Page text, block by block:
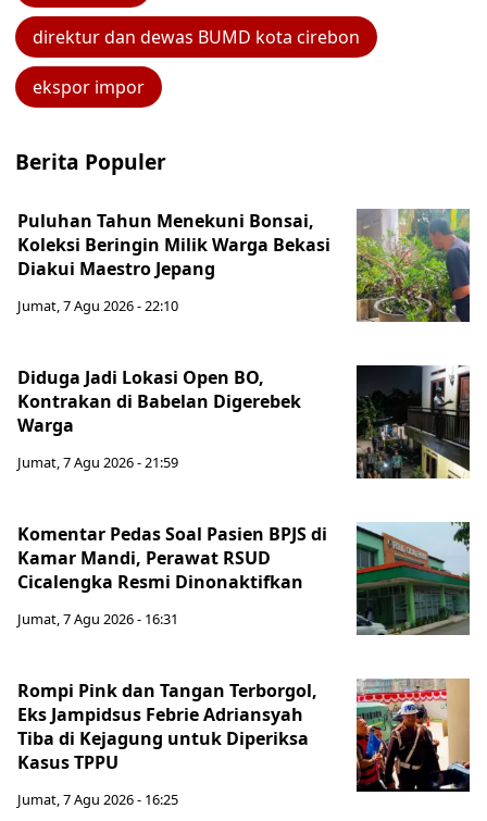
direktur dan dewas BUMD kota cirebon
ekspor impor
Berita Populer
Puluhan Tahun Menekuni Bonsai,
Koleksi Beringin Milik Warga Bekasi
Diakui Maestro Jepang
Jumat, 7 Agu 2026 - 22:10
Diduga Jadi Lokasi Open BO,
Kontrakan di Babelan Digerebek
Warga
Jumat, 7 Agu 2026 - 21:59
Komentar Pedas Soal Pasien BPJS di
Kamar Mandi, Perawat RSUD
Cicalengka Resmi Dinonaktifkan
Jumat, 7 Agu 2026 - 16:31
Rompi Pink dan Tangan Terborgol,
Eks Jampidsus Febrie Adriansyah
Tiba di Kejagung untuk Diperiksa
Kasus TPPU
Jumat, 7 Agu 2026 - 16:25